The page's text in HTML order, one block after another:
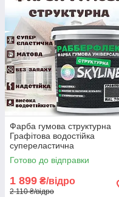
Фарба гумова структурна
Графітова водостійка
супереластична
універсальна емаль
«РабберФлекс» SkyLine для
зовнішніх робіт 14 кг
Готово до відправки
1 899 ₴/відро
2 110 ₴/відро